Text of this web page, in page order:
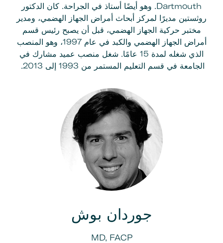
Dartmouth. وهو أيضًا أستاذ في الجراحة. كان الدكتور
روثستين مديرًا لمركز أبحاث أمراض الجهاز الهضمي، ومدير
مختبر حركية الجهاز الهضمي، قبل أن يصبح رئيس قسم
أمراض الجهاز الهضمي والكبد في عام 1997، وهو المنصب
الذي شغله لمدة 15 عامًا. شغل منصب عميد مشارك في
الجامعة في قسم التعليم المستمر من 1993 إلى 2013.
جوردان بوش
MD, FACP